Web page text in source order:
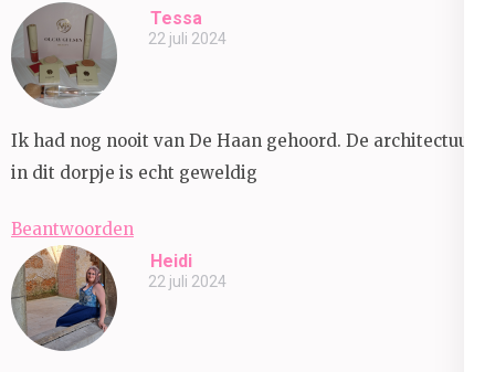
Tessa
22 juli 2024
Ik had nog nooit van De Haan gehoord. De architectuur
in dit dorpje is echt geweldig
Beantwoorden
Heidi
22 juli 2024